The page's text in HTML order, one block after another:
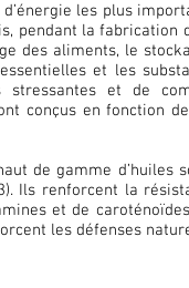
les plus
pendant la
des aliments, le
et les
et de
conçus en fonction
de gamme d’huiles
Ils renforcent la
et de
les défenses